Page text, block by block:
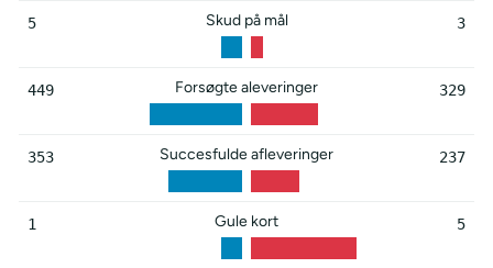
5 Skud på mål 3
449 Forsøgte aleveringer 329
353 Succesfulde afleveringer 237
1 Gule kort 5